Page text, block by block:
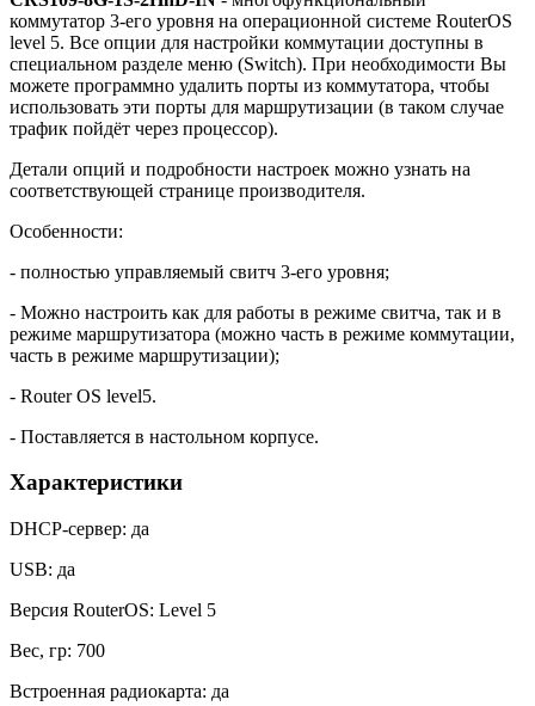
коммутатор 3-его уровня на операционной системе RouterOS
level 5. Все опции для настройки коммутации доступны в
специальном разделе меню (Switch). При необходимости Вы
можете программно удалить порты из коммутатора, чтобы
использовать эти порты для маршрутизации (в таком случае
трафик пойдёт через процессор).
Детали опций и подробности настроек можно узнать на
соответствующей странице производителя.
Особенности:
- полностью управляемый свитч 3-его уровня;
- Можно настроить как для работы в режиме свитча, так и в
режиме маршрутизатора (можно часть в режиме коммутации,
часть в режиме маршрутизации);
- Router OS level5.
- Поставляется в настольном корпусе.
Характеристики
DHCP-сервер: да
USB: да
Версия RouterOS: Level 5
Вес, гр: 700
Встроенная радиокарта: да